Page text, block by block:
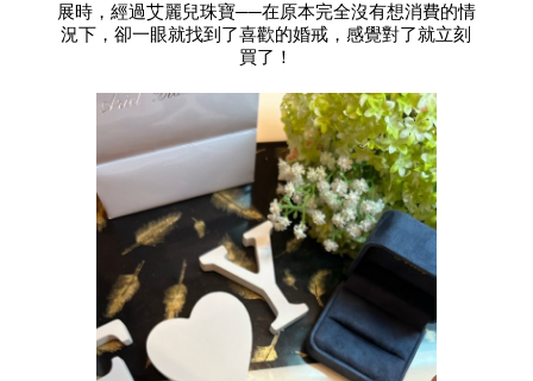
展時，經過艾麗兒珠寶──在原本完全沒有想消費的情
況下，卻一眼就找到了喜歡的婚戒，感覺對了就立刻
買了！